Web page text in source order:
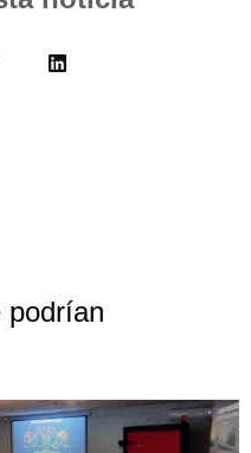
podrían